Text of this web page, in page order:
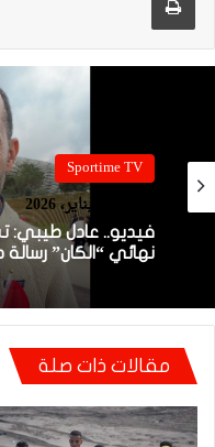
Sportime TV
فيديو.. عادل طيبي:
نهائي “الكان”
مقالات ذات صلة